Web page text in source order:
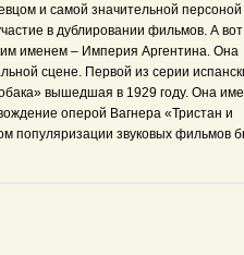
и самой значительной персоной
в дублировании фильмов. А вот
именем – Империя Аргентина. Она
сцене. Первой из серии
вышедшая в 1929 году. Она
оперой Вагнера «Тристан и
популяризации звуковых фильмов